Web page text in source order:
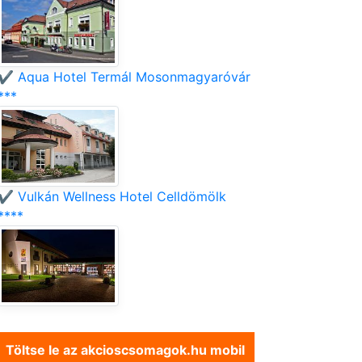
Aqua Hotel Termál Mosonmagyaróvár
Vulkán Wellness Hotel Celldömölk
Töltse le az akcioscsomagok.hu mobil